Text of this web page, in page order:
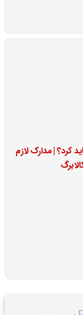
کرد؟ | مدارک لازم